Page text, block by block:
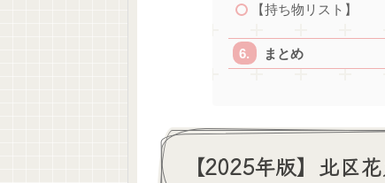
【持ち物リスト】
まとめ
【2025年版】北区